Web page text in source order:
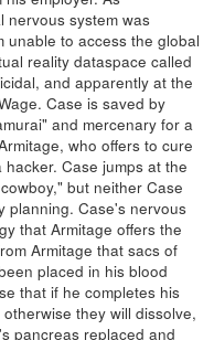
nervous system was
unable to access the global
reality dataspace called
and apparently at the
Case is saved by
and mercenary for a
who offers to cure
Case jumps at the
but neither Case
planning. Case's nervous
that Armitage offers the
Armitage that sacs of
placed in his blood
that if he completes his
they will dissolve,
pancreas replaced and